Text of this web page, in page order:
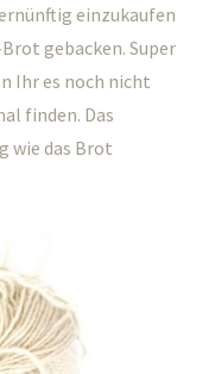
einzukaufen
gebacken. Super
Ihr es noch nicht
finden. Das
wie das Brot